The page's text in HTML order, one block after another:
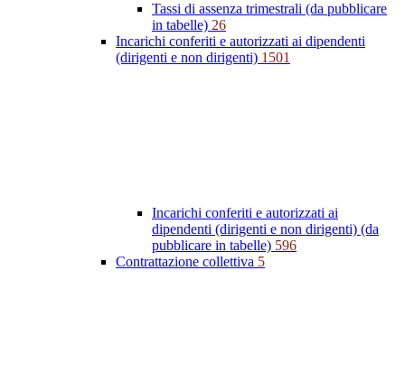
Tassi di assenza trimestrali (da pubblicare
in tabelle) 26
Incarichi conferiti e autorizzati ai dipendenti
(dirigenti e non dirigenti) 1501
Incarichi conferiti e autorizzati ai
dipendenti (dirigenti e non dirigenti) (da
pubblicare in tabelle) 596
Contrattazione collettiva 5